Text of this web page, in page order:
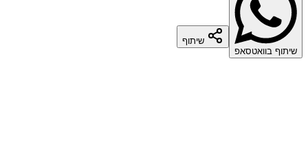
שיתוף בוואטסאפ
שיתוף